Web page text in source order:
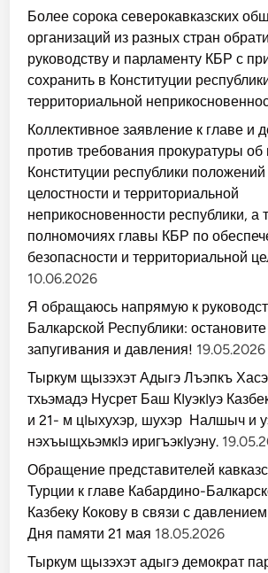
Более сорока северокавказских
организаций из разных стран
руководству и парламенту КБР с
сохранить в Конституции
территориальной
Коллективное заявление к главе и
против требования прокуратуры об
Конституции республики положений
целостности и территориальной
неприкосновенности республики, а
полномочиях главы КБР по
безопасности и территориальной
10.06.2026
Я обращаюсь напрямую к
Балкарской Республики: остановите
запугивания и давления! 19.05.2026
Тыркум щызэхэт Адыгэ Лъэпкъ
тхьэмадэ Нусрет Баш КIуэкIуэ
и 21- м цIыхухэр, шухэр Налшыч и
нэхъыщхьэмкIэ иригъэкIуэну.
Обращение представителей
Турции к главе Кабардино-
Казбеку Кокову в связи с
Дня памяти 21 мая 18.05.2026
Тыркум щызэхэт адыгэ демократ